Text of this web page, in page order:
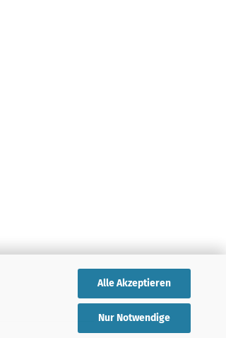
Alle Akzeptieren
Nur Notwendige